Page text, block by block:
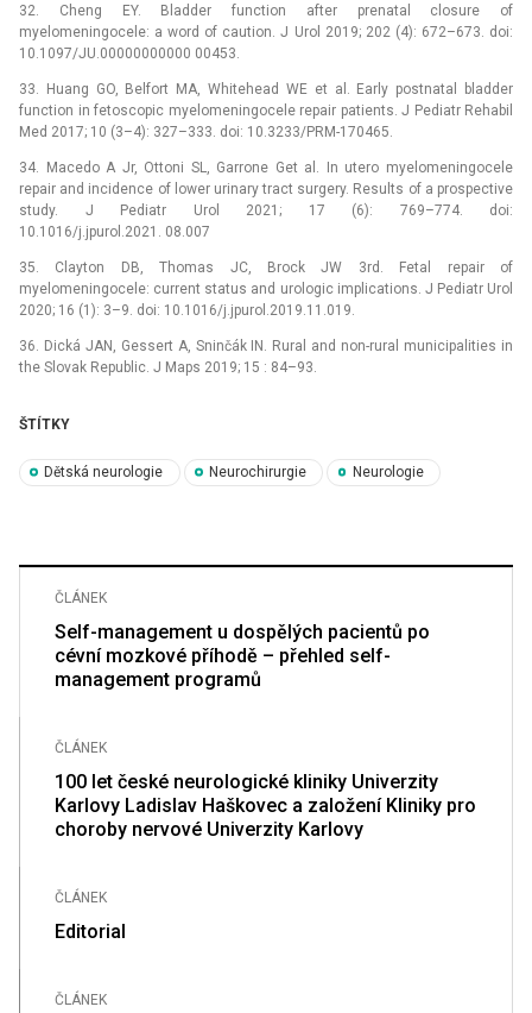
32. Cheng EY. Bladder function after prenatal closure of
myelomeningocele: a word of caution. J Urol 2019; 202 (4): 672–673. doi:
10.1097/JU.00000000000 00453.
33. Huang GO, Belfort MA, Whitehead WE et al. Early postnatal bladder
function in fetoscopic myelomeningocele repair patients. J Pediatr Rehabil
Med 2017; 10 (3–4): 327–333. doi: 10.3233/PRM-170465.
34. Macedo A Jr, Ottoni SL, Garrone Get al. In utero myelomeningocele
repair and incidence of lower urinary tract surgery. Results of a prospective
study. J Pediatr Urol 2021; 17 (6): 769–774. doi:
10.1016/j.jpurol.2021. 08.007
35. Clayton DB, Thomas JC, Brock JW 3rd. Fetal repair of
myelomeningocele: current status and urologic implications. J Pediatr Urol
2020; 16 (1): 3–9. doi: 10.1016/j.jpurol.2019.11.019.
36. Dická JAN, Gessert A, Sninčák IN. Rural and non-rural municipalities in
the Slovak Republic. J Maps 2019; 15 : 84–93.
ŠTÍTKY
Dětská neurologie Neurochirurgie Neurologie
ČLÁNEK
Self-management u dospělých pacientů po
cévní mozkové příhodě – přehled self-
management programů
ČLÁNEK
100 let české neurologické kliniky Univerzity
Karlovy Ladislav Haškovec a založení Kliniky pro
choroby nervové Univerzity Karlovy
ČLÁNEK
Editorial
ČLÁNEK